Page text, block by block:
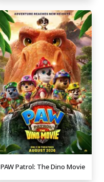
PAW Patrol: The Dino Movie